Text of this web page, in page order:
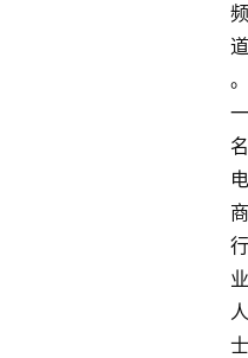
频
道
。
一
名
电
商
行
业
人
士